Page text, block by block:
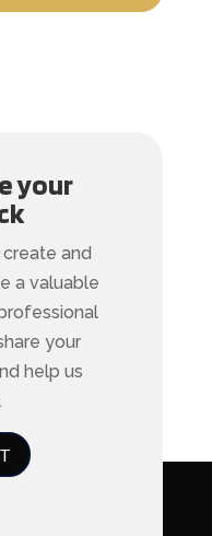
your
create and
a valuable
your
help us